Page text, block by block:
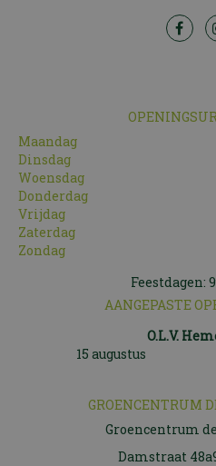
Maandag
Dinsdag
Woensdag
Donderdag
Vrijdag
Zaterdag
Zondag
Feestdagen:
AANGEPASTE
O.L.V.
15 augustus
GROENCENTRUM
Groencentrum
Damstraat